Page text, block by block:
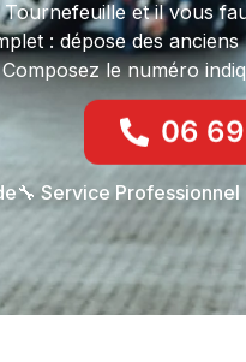
Tournefeuille et il vous
: dépose des
Composez le numéro
06
🔧 Service